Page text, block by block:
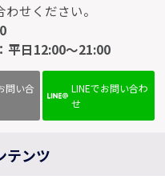
せください。
平日12:00～21:00
問い合
LINEでお問い合わ
せ
テンツ